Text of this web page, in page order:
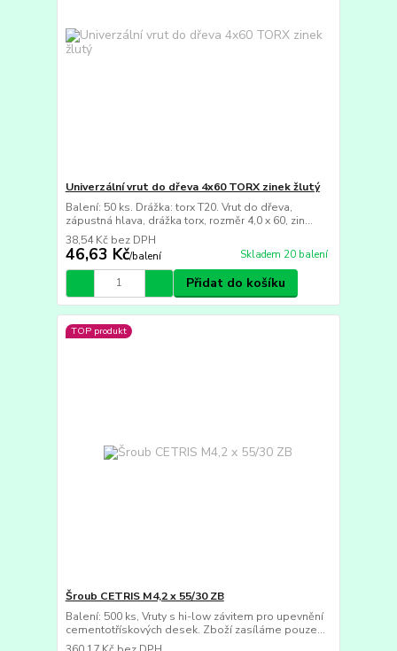
Univerzální vrut do dřeva 4x60 TORX zinek žlutý
Balení: 50 ks. Drážka: torx T20. Vrut do dřeva,
zápustná hlava, drážka torx, rozměr 4,0 x 60, zin...
46,63 Kč/balení
38,54 Kč bez DPH
Skladem 20 balení
Přidat do košíku
TOP produkt
Šroub CETRIS M4,2 x 55/30 ZB
Balení: 500 ks, Vruty s hi-low závitem pro upevnění
cementotřískových desek. Zboží zasíláme pouze...